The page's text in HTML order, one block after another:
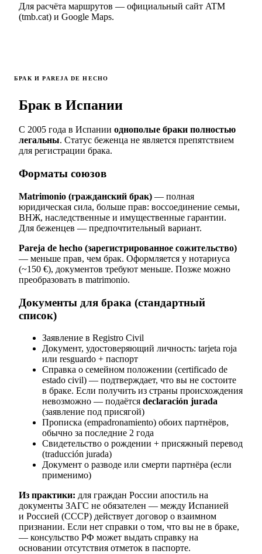
Для расчёта маршрутов — официальный сайт ATM
(tmb.cat) и Google Maps.
БРАК И PAREJA DE HECHO
Брак в Испании
С 2005 года в Испании однополые браки полностью
легальны. Статус беженца не является препятствием
для регистрации брака.
Форматы союзов
Matrimonio (гражданский брак) — полная
юридическая сила, больше прав: воссоединение семьи,
ВНЖ, наследственные и имущественные гарантии.
Для беженцев — предпочтительный вариант.
Pareja de hecho (зарегистрированное сожительство)
— меньше прав, чем брак. Оформляется у нотариуса
(~150 €), документов требуют меньше. Позже можно
преобразовать в matrimonio.
Документы для брака (стандартный
список)
Заявление в Registro Civil
Документ, удостоверяющий личность: tarjeta roja
или resguardo + паспорт
Справка о семейном положении (certificado de
estado civil) — подтверждает, что вы не состоите
в браке. Если получить из страны происхождения
невозможно — подаётся declaración jurada
(заявление под присягой)
Прописка (empadronamiento) обоих партнёров,
обычно за последние 2 года
Свидетельство о рождении + присяжный перевод
(traducción jurada)
Документ о разводе или смерти партнёра (если
применимо)
Из практики: для граждан России апостиль на
документы ЗАГС не обязателен — между Испанией
и Россией (СССР) действует договор о взаимном
признании. Если нет справки о том, что вы не в браке,
— консульство РФ может выдать справку на
основании отсутствия отметок в паспорте.